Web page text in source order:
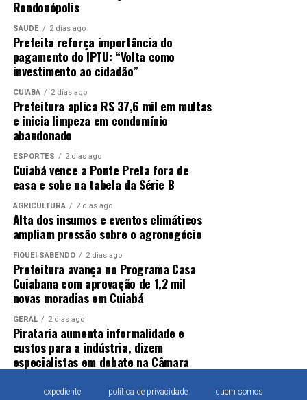
Rondonópolis
SAÚDE 2 dias ago
Prefeita reforça importância do
pagamento do IPTU: “Volta como
investimento ao cidadão”
CUIABÁ 2 dias ago
Prefeitura aplica R$ 37,6 mil em multas
e inicia limpeza em condomínio
abandonado
ESPORTES 2 dias ago
Cuiabá vence a Ponte Preta fora de
casa e sobe na tabela da Série B
AGRICULTURA 2 dias ago
Alta dos insumos e eventos climáticos
ampliam pressão sobre o agronegócio
FIQUEI SABENDO 2 dias ago
Prefeitura avança no Programa Casa
Cuiabana com aprovação de 1,2 mil
novas moradias em Cuiabá
GERAL 2 dias ago
Pirataria aumenta informalidade e
custos para a indústria, dizem
especialistas em debate na Câmara
expediente política de privacidade quem somos